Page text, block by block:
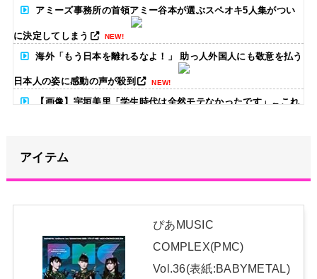
アミーズ事務所の首領アミー谷本が選ぶスペオキ5人集がつい
に決定してしまう NEW!
海外「もう日本を離れるなよ！」 助っ人外国人にも敬意を払う
日本人の姿に感動の声が殺到 NEW!
【画像】宇垣美里「学生時代は全然モテなかったです」←これ
【画像】どのくノ一を快楽責めしたいｗｗｗｗｗ
冨里奈央ちゃん、罰ゲームのセミをずっと気にしてたｗ【乃木
坂46】 NEW!
【画像】元美人銀行員、25kgの減量に成功 NEW!
日本独自企画・限定生産盤「METAL FORTH (DELUXE
アイテム
ぴあMUSIC
COMPLEX(PMC)
Vol.36(表紙:BABYMETAL)